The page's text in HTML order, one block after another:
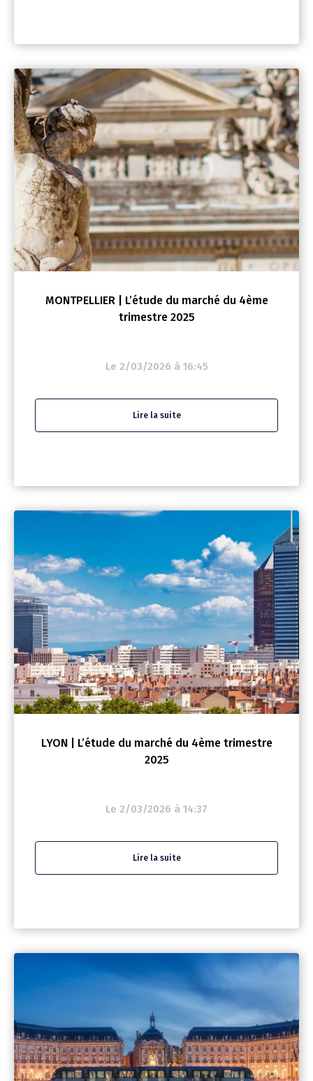
MONTPELLIER | L’étude du marché du 4ème
trimestre 2025
Le 2/03/2026 à 16:45
Lire la suite
LYON | L’étude du marché du 4ème trimestre
2025
Le 2/03/2026 à 14:37
Lire la suite